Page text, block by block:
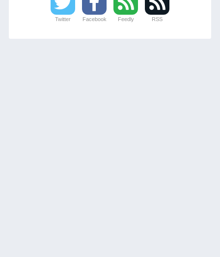
Twitter Facebook Feedly RSS